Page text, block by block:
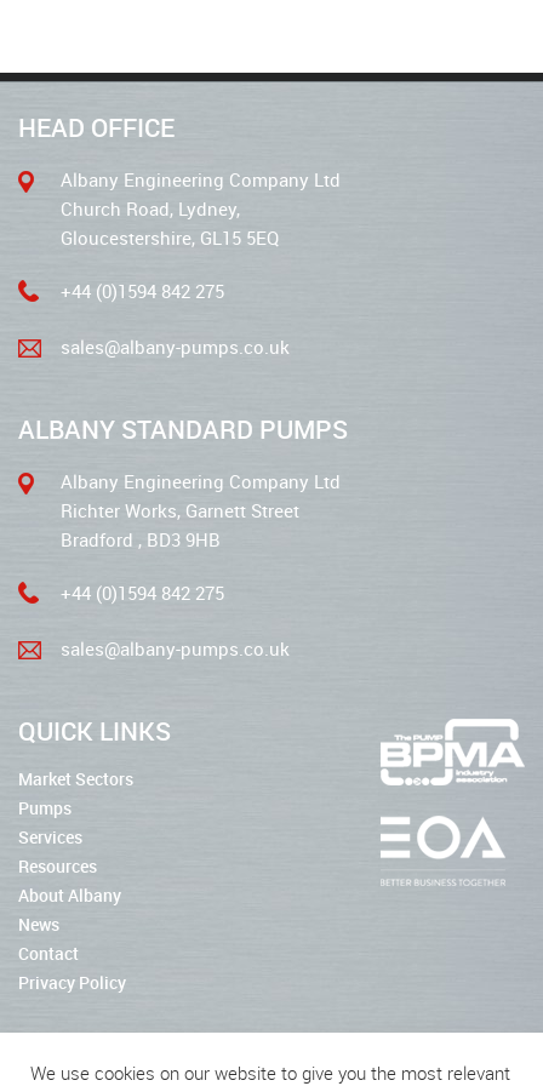
HEAD OFFICE
Albany Engineering Company Ltd
Church Road, Lydney,
Gloucestershire, GL15 5EQ
+44 (0)1594 842 275
sales@albany-pumps.co.uk
ALBANY STANDARD PUMPS
Albany Engineering Company Ltd
Richter Works, Garnett Street
Bradford , BD3 9HB
+44 (0)1594 842 275
sales@albany-pumps.co.uk
QUICK LINKS
Market Sectors
Pumps
Services
Resources
About Albany
News
Contact
Privacy Policy
We use cookies on our website to give you the most relevant